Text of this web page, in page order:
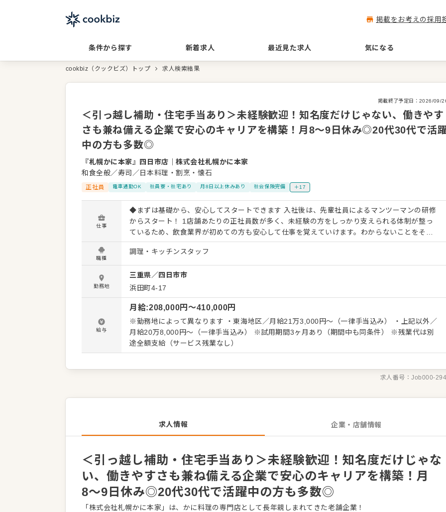
掲載をお考えの採用
条件から探す 新着求人 最近見た求人 気になる
cookbiz（クックビズ）トップ 求人検索結果
掲載終了予定日： 2026/09/
＜引っ越し補助・住宅手当あり＞未経験歓迎！知名度だけじゃない、働きやす
さも兼ね備える企業で安心のキャリアを構築！月8〜9日休み◎20代30代で活
中の方も多数◎
『札幌かに本家』四日市店 ｜株式会社札幌かに本家
和食全般／寿司／日本料理・割烹・懐石
正社員 電車通勤OK 社員寮・社宅あり 月8日以上休みあり 社会保険完備 ＋17
仕事
◆まずは基礎から、安心してスタートできます 入社後は、先輩社員によるマンツーマンの研修
からスタート！ 1店舗あたりの正社員数が多く、未経験の方をしっかり支えられる体制が整っ
ているため、飲食業界が初めての方も安心して仕事を覚えていけます。わからないことをその
ままにせず、すぐに相談しながら少しずつ成長していける環境です。 ＜主な業務内容＞ ・かに
料理を中心とした調理業務 ・盛り付け ・仕込み ・食材管理、発注 ・アルバイトスタッフの教
育 ・メニュー開発のサポート ◆かに料理を中心に、和食の技術を身につける 仕事に慣れてき
たら、かに料理の調理をはじめ、お寿司や魚介類、肉料理など、和食に関わる幅広い調理技術
を学んでいきます。ほぼ1ヵ月以内には包丁を持つ実践研修にも入り、知識と技術の両方を身に
つけながら、できることを一つずつ増やしていけます◎ ◆将来につながるスキルもしっかり磨
ける 社内の教育体制も充実しており、入社3年目を目安に調理師免許の取得も目指せます！合格
時にはお祝い金の支給もあり、頑張りをきちんと応援。 ゆくゆくは、食材の管理や発注、アル
バイトスタッフの教育などにも少しずつ挑戦していただきますので、調理スキルだけではなく
店舗運営を支える仕事にも関わりながら、将来につながる経験を積んでいけるポジションで
す。
職種
調理・キッチンスタッフ
勤務地
三重県／四日市市
浜田町4-17
給与
月給:208,000円〜410,000円
※勤務地によって異なります ・東海地区／月給21万3,000円～（一律手当込み） ・上記以外／
月給20万8,000円～（一律手当込み） ※試用期間3ヶ月あり（期間中も同条件） ※残業代は別
途全額支給（サービス残業なし）
求人番号：Job000-
求人情報 企業・店舗情報
＜引っ越し補助・住宅手当あり＞未経験歓迎！知名度だけじゃな
い、働きやすさも兼ね備える企業で安心のキャリアを構築！月
8〜9日休み◎20代30代で活躍中の方も多数◎
「株式会社札幌かに本家」は、かに料理の専門店として長年親しまれてきた老舗企業！